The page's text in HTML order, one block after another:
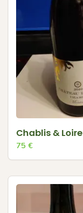
Chablis & Loire
75 €